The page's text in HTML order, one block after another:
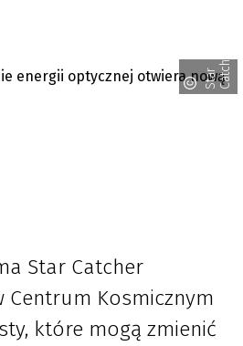
S
t
a
r
C
a
t
c
h
er
Star Catcher
Centrum Kosmicznym
które mogą zmienić